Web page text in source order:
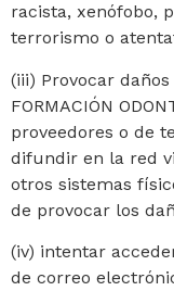
racista, xenófobo,
terrorismo o
(iii) Provocar
FORMACIÓN
proveedores o de
difundir en la red
otros sistemas
de provocar los
(iv) intentar
de correo